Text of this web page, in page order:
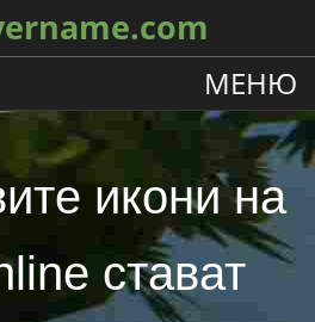
МЕНЮ
икони на
стават